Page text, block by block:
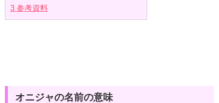
3 参考資料
オニジャの名前の意味